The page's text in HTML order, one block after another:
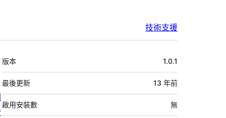
技術支援
中
繼
資
料
版本 1.0.1
最後更新 13 年前
啟用安裝數 無